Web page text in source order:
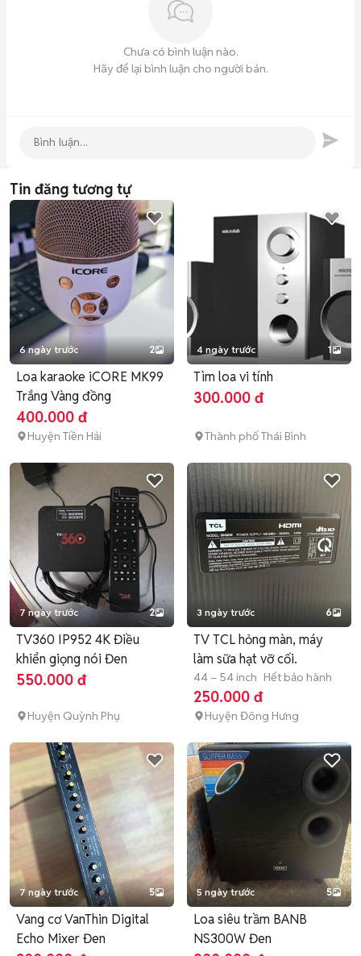
Chưa có bình luận nào.
Hãy để lại bình luận cho người bán.
Tin đăng tương tự
6 ngày trước 2
Loa karaoke iCORE MK99
Trắng Vàng đồng
400.000 đ
Huyện Tiền Hải
4 ngày trước 1
Tìm loa vi tính
300.000 đ
Thành phố Thái Bình
7 ngày trước 2
TV360 IP952 4K Điều
khiển giọng nói Đen
550.000 đ
Huyện Quỳnh Phụ
3 ngày trước 6
TV TCL hỏng màn, máy
làm sữa hạt vỡ cối.
44 – 54 inch Hết bảo hành
250.000 đ
Huyện Đông Hưng
7 ngày trước 5
Vang cơ VanThin Digital
Echo Mixer Đen
5 ngày trước 5
Loa siêu trầm BANB
NS300W Đen